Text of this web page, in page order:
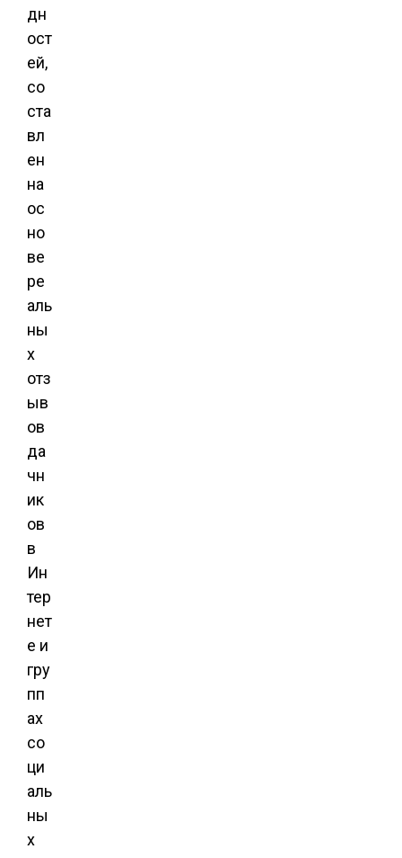
дн
ост
ей,
со
ста
вл
ен
на
ос
но
ве
ре
аль
ны
х
отз
ыв
ов
да
чн
ик
ов
в
Ин
тер
нет
е и
гру
пп
ах
со
ци
аль
ны
х